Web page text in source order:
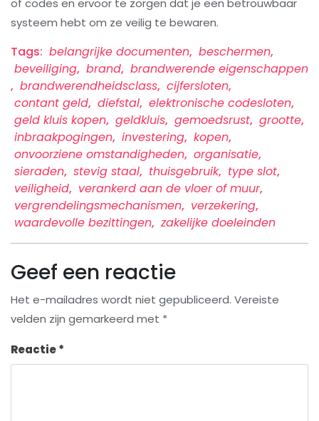
systeem hebt om ze veilig te bewaren.
Tags: belangrijke documenten, beschermen,
beveiliging, brand, brandwerende eigenschappen
, brandwerendheidsclass, cijfersloten,
contant geld, diefstal, elektronische codesloten,
geld kluis kopen, geldkluis, gemoedsrust, grootte,
inbraakpogingen, investering, kopen,
onvoorziene omstandigheden, organisatie,
sieraden, stevig staal, thuisgebruik, type slot,
veiligheid, verankerd aan de vloer of muur,
vergrendelingsmechanismen, verzekering,
waardevolle bezittingen, zakelijke doeleinden
Geef een reactie
Het e-mailadres wordt niet gepubliceerd. Vereiste
velden zijn gemarkeerd met *
Reactie*